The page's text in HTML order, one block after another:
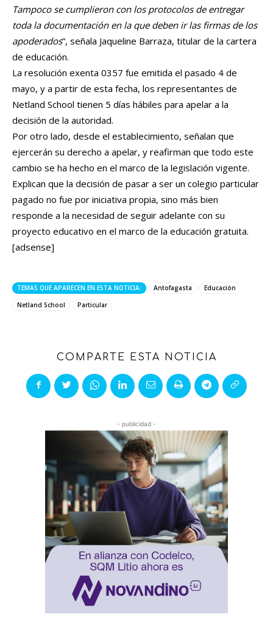
Tampoco se cumplieron con los protocolos de entregar
toda la documentación en la que deben ir las firmas de los
apoderados”, señala Jaqueline Barraza, titular de la cartera
de educación.
La resolución exenta 0357 fue emitida el pasado 4 de
mayo, y a partir de esta fecha, los representantes de
Netland School tienen 5 días hábiles para apelar a la
decisión de la autoridad.
Por otro lado, desde el establecimiento, señalan que
ejercerán su derecho a apelar, y reafirman que todo este
cambio se ha hecho en el marco de la legislación vigente.
Explican que la decisión de pasar a ser un colegio particular
pagado no fue por iniciativa propia, sino más bien
responde a la necesidad de seguir adelante con su
proyecto educativo en el marco de la educación gratuita.
[adsense]
TEMAS QUE APARECEN EN ESTA NOTICIA: Antofagasta
Educación
Netland School
Particular
COMPARTE ESTA NOTICIA
- publicidad -